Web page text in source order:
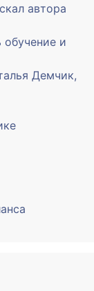
автора
обучение и
Демчик,